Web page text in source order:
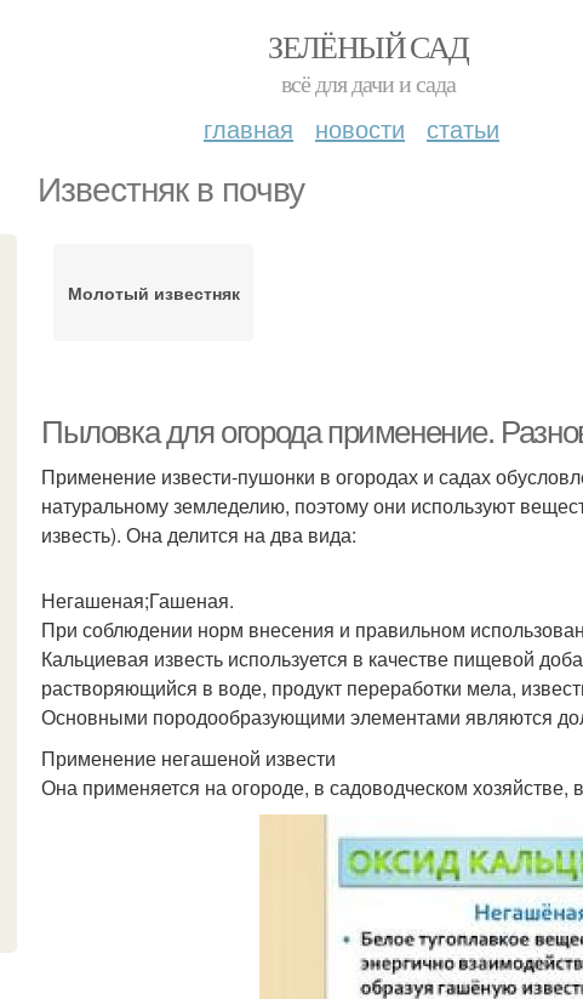
ЗЕЛЁНЫЙ САД
всё для дачи и сада
главная новости статьи
Известняк в почву
Молотый известняк
Пыловка для огорода применение.
Применение извести-пушонки в огородах и садах
натуральному земледелию, поэтому они используют
известь). Она делится на два вида:
Негашеная;Гашеная.
При соблюдении норм внесения и правильном
Кальциевая известь используется в качестве пищевой
растворяющийся в воде, продукт переработки мела,
Основными породообразующими элементами являются
Применение негашеной извести
Она применяется на огороде, в садоводческом хозяйстве,